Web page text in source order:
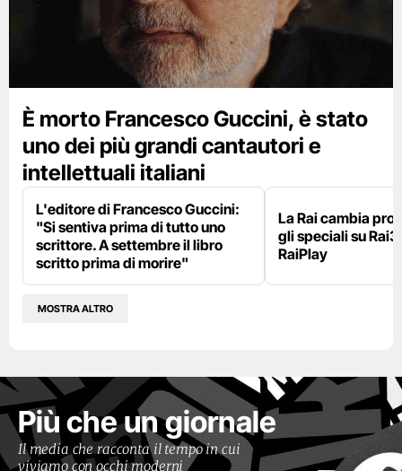
È morto Francesco Guccini, è stato
uno dei più grandi cantautori e
intellettuali italiani
L'editore di Francesco Guccini:
"Si sentiva prima di tutto uno
scrittore. A settembre il libro
scritto prima di morire"
La Rai cambia
gli speciali su
RaiPlay
MOSTRA ALTRO
Più che un giornale
Il media che racconta il tempo in cui
viviamo con occhi moderni